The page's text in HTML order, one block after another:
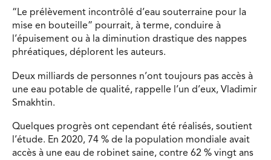
“Le prélèvement incontrôlé d’eau souterraine pour la
mise en bouteille” pourrait, à terme, conduire à
l’épuisement ou à la diminution drastique des nappes
phréatiques, déplorent les auteurs.
Deux milliards de personnes n’ont toujours pas accès à
une eau potable de qualité, rappelle l’un d’eux, Vladimir
Smakhtin.
Quelques progrès ont cependant été réalisés, soutient
l’étude. En 2020, 74 % de la population mondiale avait
accès à une eau de robinet saine, contre 62 % vingt ans